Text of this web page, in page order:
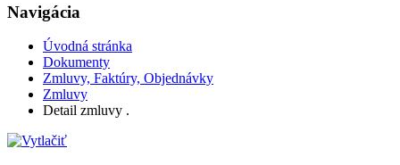
Navigácia
Úvodná stránka
Dokumenty
Zmluvy, Faktúry, Objednávky
Zmluvy
Detail zmluvy .